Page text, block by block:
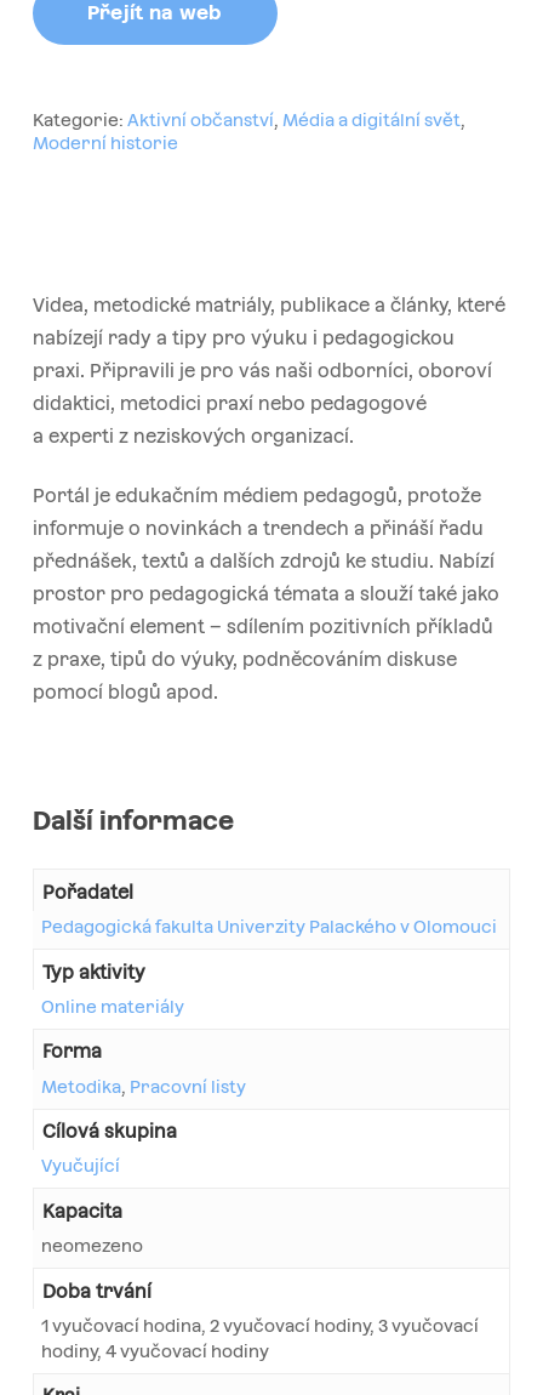
Přejít na web
Kategorie: Aktivní občanství, Média a digitální svět,
Moderní historie
Videa, metodické matriály, publikace a články, které
nabízejí rady a tipy pro výuku i pedagogickou
praxi. Připravili je pro vás naši odborníci, oboroví
didaktici, metodici praxí nebo pedagogové
a experti z neziskových organizací.
Portál je edukačním médiem pedagogů, protože
informuje o novinkách a trendech a přináší řadu
přednášek, textů a dalších zdrojů ke studiu. Nabízí
prostor pro pedagogická témata a slouží také jako
motivační element – sdílením pozitivních příkladů
z praxe, tipů do výuky, podněcováním diskuse
pomocí blogů apod.
Další informace
Pořadatel
Pedagogická fakulta Univerzity Palackého v Olomouci
Typ aktivity
Online materiály
Forma
Metodika, Pracovní listy
Cílová skupina
Vyučující
Kapacita
neomezeno
Doba trvání
1 vyučovací hodina, 2 vyučovací hodiny, 3 vyučovací
hodiny, 4 vyučovací hodiny